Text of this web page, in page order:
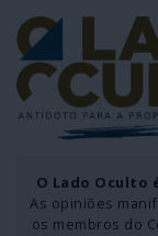
O Lado Oculto
As opiniões
os membros do